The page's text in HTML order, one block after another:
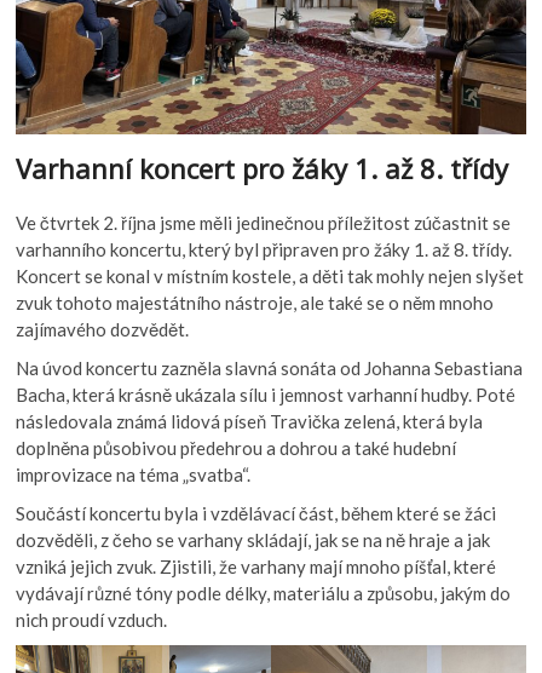
Varhanní koncert pro žáky 1. až 8. třídy
Ve čtvrtek 2. října jsme měli jedinečnou příležitost zúčastnit se
varhanního koncertu, který byl připraven pro žáky 1. až 8. třídy.
Koncert se konal v místním kostele, a děti tak mohly nejen slyšet
zvuk tohoto majestátního nástroje, ale také se o něm mnoho
zajímavého dozvědět.
Na úvod koncertu zazněla slavná sonáta od Johanna Sebastiana
Bacha, která krásně ukázala sílu i jemnost varhanní hudby. Poté
následovala známá lidová píseň Travička zelená, která byla
doplněna působivou předehrou a dohrou a také hudební
improvizace na téma „svatba“.
Součástí koncertu byla i vzdělávací část, během které se žáci
dozvěděli, z čeho se varhany skládají, jak se na ně hraje a jak
vzniká jejich zvuk. Zjistili, že varhany mají mnoho píšťal, které
vydávají různé tóny podle délky, materiálu a způsobu, jakým do
nich proudí vzduch.